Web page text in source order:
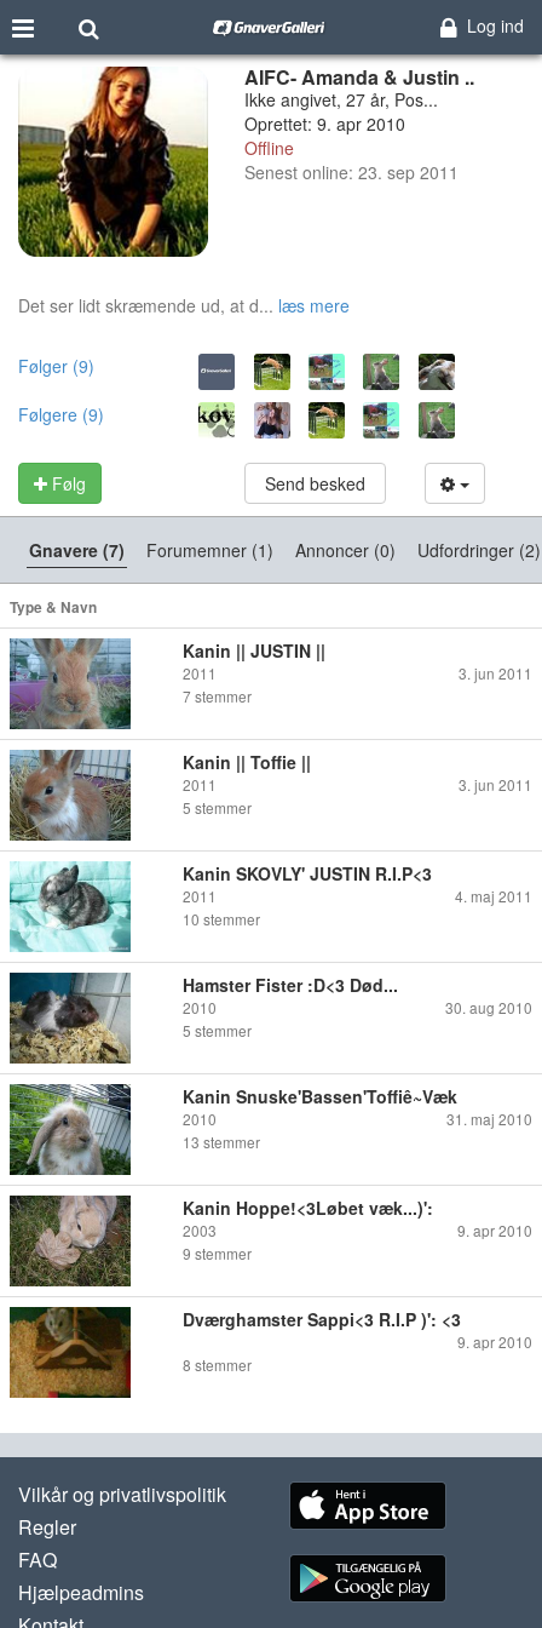
Log ind
AIFC- Amanda & Justin ..
Ikke angivet, 27 år, Pos...
Oprettet: 9. apr 2010
Offline
Senest online: 23. sep 2011
Det ser lidt skræmende ud, at d... læs mere
Følger (9)
Følgere (9)
Følg Send besked
Gnavere (7) Forumemner (1) Annoncer (0) Udfordringer (2)
Type & Navn
Kanin || JUSTIN ||
2011
3. jun 2011
7 stemmer
Kanin || Toffie ||
2011
3. jun 2011
5 stemmer
Kanin SKOVLY' JUSTIN R.I.P<3
2011
4. maj 2011
10 stemmer
Hamster Fister :D<3 Død...
2010
30. aug 2010
5 stemmer
Kanin Snuske'Bassen'Toffiê~Væk
2010
31. maj 2010
13 stemmer
Kanin Hoppe!<3Løbet væk...)':
2003
9. apr 2010
9 stemmer
Dværghamster Sappi<3 R.I.P )': <3
9. apr 2010
8 stemmer
Vilkår og privatlivspolitik
Regler
FAQ
Hjælpeadmins